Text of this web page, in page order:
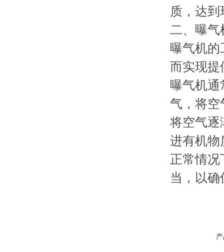
质，达
二、曝气
曝气机的
而实现提
曝气机通
气，将空
将空气逐
进有机物
正常情况
当，以